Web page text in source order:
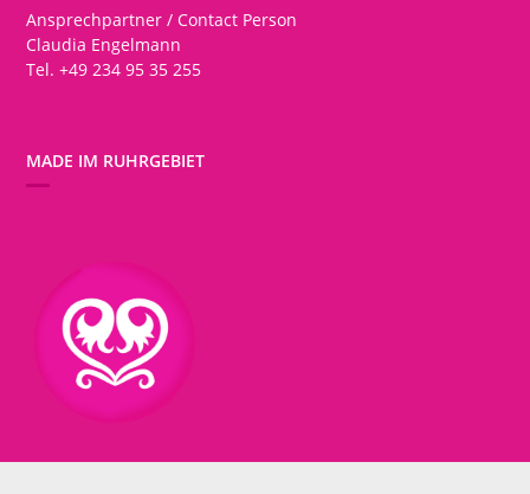
Ansprechpartner / Contact Person
Claudia Engelmann
Tel. +49 234 95 35 255
MADE IM RUHRGEBIET